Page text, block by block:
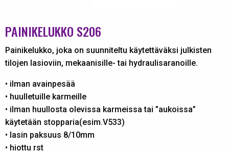
PAINIKELUKKO S206
Painikelukko, joka on suunniteltu käytettäväksi julkisten
tilojen lasioviin, mekaanisille- tai hydraulisaranoille.
• ilman avainpesää
• huulletuille karmeille
• ilman huullosta olevissa karmeissa tai ”aukoissa”
käytetään stopparia(esim.V533)
• lasin paksuus 8/10mm
• hiottu rst